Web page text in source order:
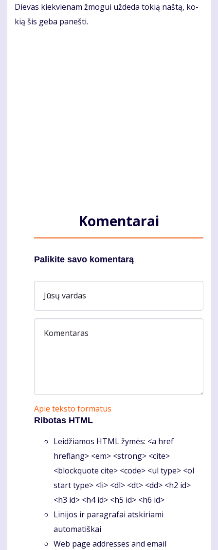
Die­vas kiek­vie­nam žmo­gui už­de­da to­kią naš­tą, ko­
kią šis ge­ba pa­neš­ti.
Komentarai
Palikite savo komentarą
Jūsų vardas
Komentaras
Apie teksto formatus
Ribotas HTML
Leidžiamos HTML žymės: <a href
hreflang> <em> <strong> <cite>
<blockquote cite> <code> <ul type> <ol
start type> <li> <dl> <dt> <dd> <h2 id>
<h3 id> <h4 id> <h5 id> <h6 id>
Linijos ir paragrafai atskiriami
automatiškai
Web page addresses and email